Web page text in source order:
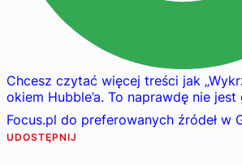
Chcesz czytać więcej treści jak „
okiem Hubble’a. To naprawdę nie jest
Focus.pl do preferowanych źródeł w
UDOSTĘPNIJ